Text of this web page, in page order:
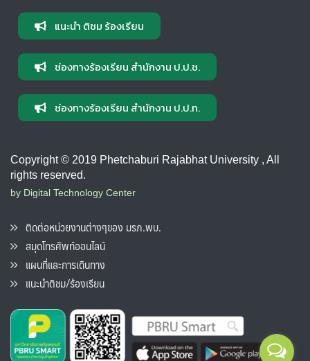
แนะนำ ติชม ร้องเรียน
ช่องทางร้องเรียน สำนักงาน ป.ป.ช.
ช่องทางร้องเรียน สำนักงาน ป.ป.ท.
Copyright © 2019 Phetchaburi Rajabhat University , All
rights reserved.
by Digital Technology Center
ติดต่อหน่วยงานต่างๆของ มรภ.พบ.
สมุดโทรศัพท์ออนไลน์
แผนที่และการเดินทาง
แนะนำติชม/ร้องเรียน